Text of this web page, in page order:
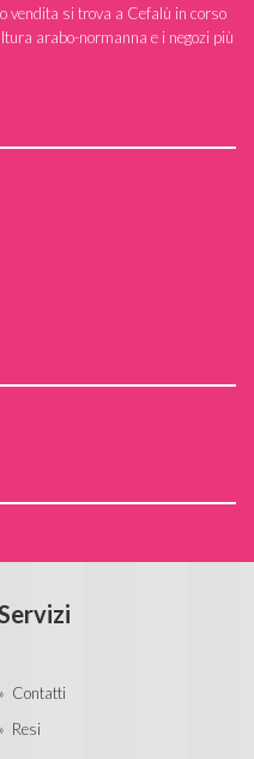
vendita si trova a Cefalù in corso
arabo-normanna e i negozi più
Contatti
Resi